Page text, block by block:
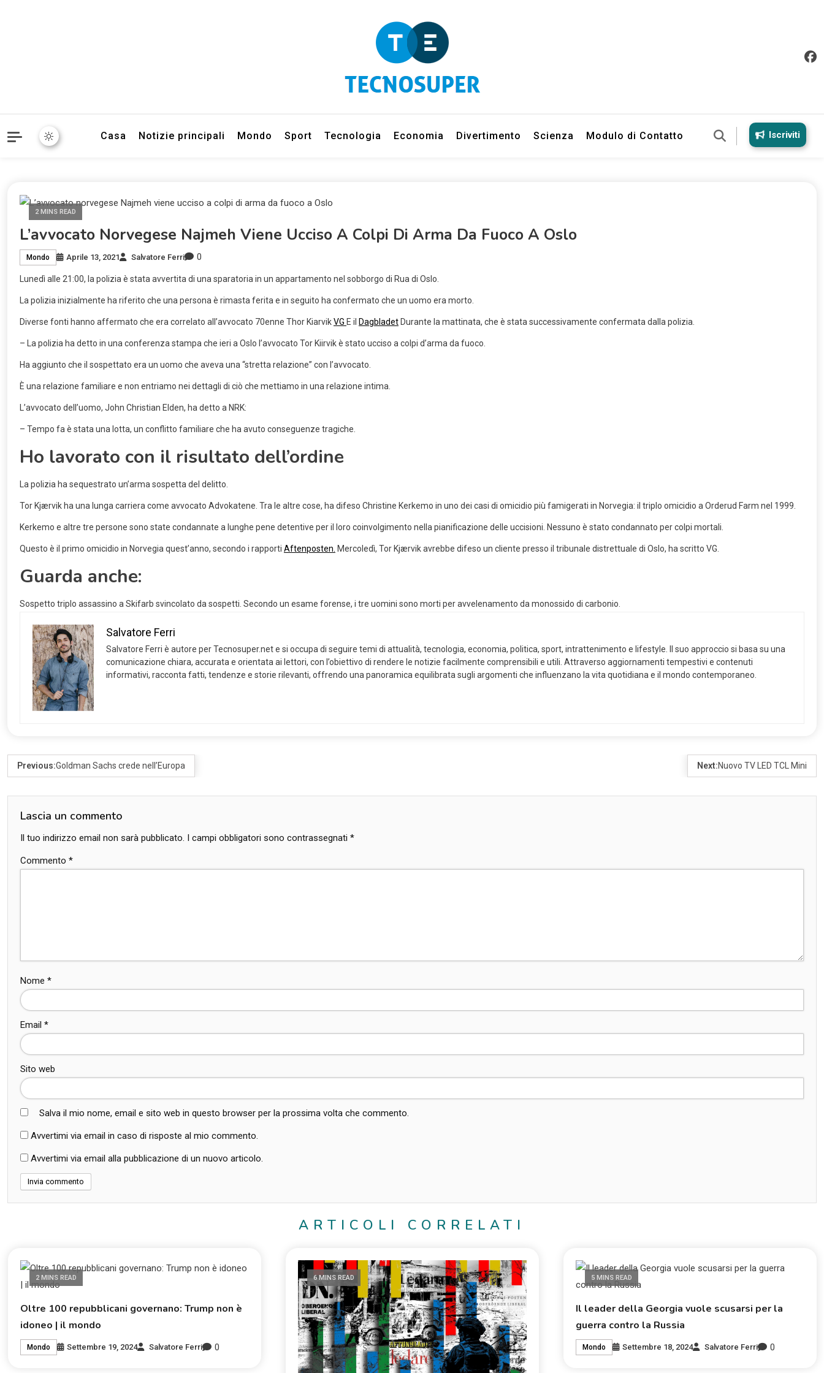
Casa Notizie principali Mondo Sport Tecnologia Economia Divertimento Scienza Modulo di Contatto Iscriviti
2 MINS READ
L’avvocato Norvegese Najmeh Viene Ucciso A Colpi Di Arma Da Fuoco A Oslo
Mondo Aprile 13, 2021 Salvatore Ferri 0
Lunedì alle 21:00, la polizia è stata avvertita di una sparatoria in un appartamento nel sobborgo di Rua di Oslo.
La polizia inizialmente ha riferito che una persona è rimasta ferita e in seguito ha confermato che un uomo era morto.
Diverse fonti hanno affermato che era correlato all’avvocato 70enne Thor KiarvikVG E il Dagbladet Durante la mattinata, che è stata successivamente confermata dalla polizia.
– La polizia ha detto in una conferenza stampa che ieri a Oslo l’avvocato Tor Kiirvik è stato ucciso a colpi d’arma da fuoco.
Ha aggiunto che il sospettato era un uomo che aveva una “stretta relazione” con l’avvocato.
È una relazione familiare e non entriamo nei dettagli di ciò che mettiamo in una relazione intima.
L’avvocato dell’uomo, John Christian Elden, ha detto a NRK:
– Tempo fa è stata una lotta, un conflitto familiare che ha avuto conseguenze tragiche.
Ho lavorato con il risultato dell’ordine
La polizia ha sequestrato un’arma sospetta del delitto.
Tor Kjærvik ha una lunga carriera come avvocato Advokatene. Tra le altre cose, ha difeso Christine Kerkemo in uno dei casi di omicidio più famigerati in Norvegia: il triplo omicidio a Orderud Farm nel 1999.
Kerkemo e altre tre persone sono state condannate a lunghe pene detentive per il loro coinvolgimento nella pianificazione delle uccisioni. Nessuno è stato condannato per colpi mortali.
Questo è il primo omicidio in Norvegia quest’anno, secondo i rapporti Aftenposten. Mercoledì, Tor Kjærvik avrebbe difeso un cliente presso il tribunale distrettuale di Oslo, ha scritto VG.
Guarda anche:
Sospetto triplo assassino a Skifarb svincolato da sospetti. Secondo un esame forense, i tre uomini sono morti per avvelenamento da monossido di carbonio.
Salvatore Ferri
Salvatore Ferri è autore per Tecnosuper.net e si occupa di seguire temi di attualità, tecnologia, economia, politica, sport, intrattenimento e lifestyle. Il suo approccio si basa su una
comunicazione chiara, accurata e orientata ai lettori, con l’obiettivo di rendere le notizie facilmente comprensibili e utili. Attraverso aggiornamenti tempestivi e contenuti
informativi, racconta fatti, tendenze e storie rilevanti, offrendo una panoramica equilibrata sugli argomenti che influenzano la vita quotidiana e il mondo contemporaneo.
Previous:Goldman Sachs crede nell’Europa Next:Nuovo TV LED TCL Mini
Lascia un commento
Il tuo indirizzo email non sarà pubblicato. I campi obbligatori sono contrassegnati *
Commento *
Nome *
Email *
Sito web
Salva il mio nome, email e sito web in questo browser per la prossima volta che commento.
Avvertimi via email in caso di risposte al mio commento.
Avvertimi via email alla pubblicazione di un nuovo articolo.
ARTICOLI CORRELATI
2 MINS READ
Oltre 100 repubblicani governano: Trump non è
idoneo | il mondo
Mondo Settembre 19, 2024 Salvatore Ferri 0
6 MINS READ 5 MINS READ
Il leader della Georgia vuole scusarsi per la
guerra contro la Russia
Mondo Settembre 18, 2024 Salvatore Ferri 0